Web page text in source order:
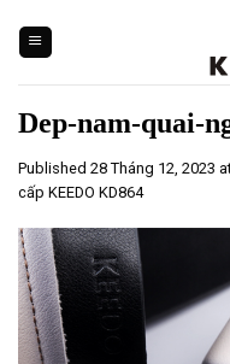
content
Dep-nam-quai-
Published 28 Tháng 12, 2023
cấp KEEDO KD864